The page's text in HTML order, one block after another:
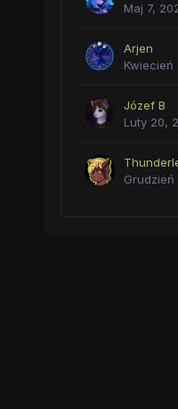
Maj 7,
Arjen
Kwiecień
Józef B
Luty 20,
Grudzień